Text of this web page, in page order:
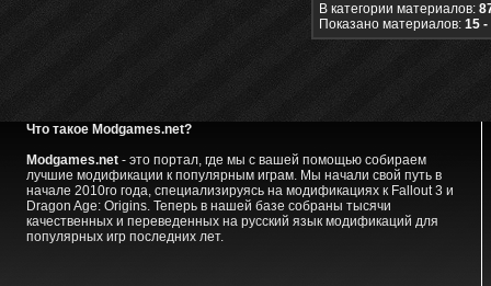
В категории материалов:
Показано материалов: 15 -
Что такое Modgames.net?
Modgames.net- это портал, где мы с вашей помощью собираем
лучшие модификации к популярным играм. Мы начали свой путь в
начале 2010го года, специализируясь на модификациях к Fallout 3 и
Dragon Age: Origins. Теперь в нашей базе собраны тысячи
качественных и переведенных на русский язык модификаций для
популярных игр последних лет.